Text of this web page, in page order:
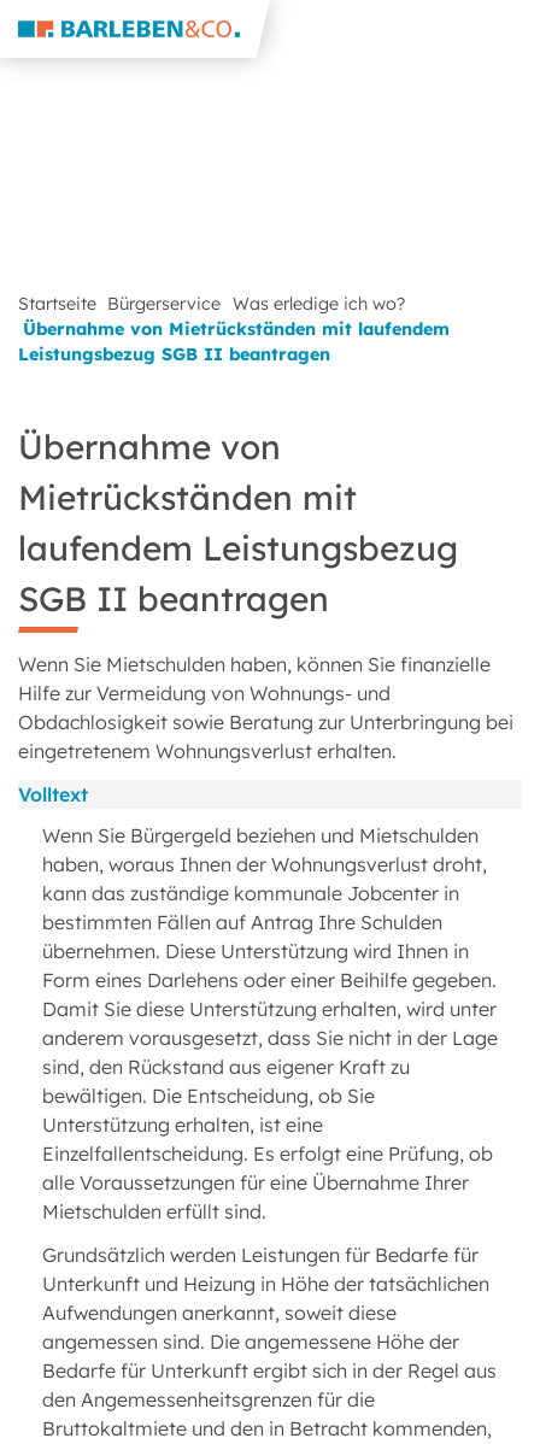
Startseite Bürgerservice Was erledige ich wo?
Übernahme von Mietrückständen mit laufendem
Leistungsbezug SGB II beantragen
Übernahme von
Mietrückständen mit
laufendem Leistungsbezug
SGB II beantragen
Wenn Sie Mietschulden haben, können Sie finanzielle
Hilfe zur Vermeidung von Wohnungs- und
Obdachlosigkeit sowie Beratung zur Unterbringung bei
eingetretenem Wohnungsverlust erhalten.
Volltext
Wenn Sie Bürgergeld beziehen und Mietschulden
haben, woraus Ihnen der Wohnungsverlust droht,
kann das zuständige kommunale Jobcenter in
bestimmten Fällen auf Antrag Ihre Schulden
übernehmen. Diese Unterstützung wird Ihnen in
Form eines Darlehens oder einer Beihilfe gegeben.
Damit Sie diese Unterstützung erhalten, wird unter
anderem vorausgesetzt, dass Sie nicht in der Lage
sind, den Rückstand aus eigener Kraft zu
bewältigen. Die Entscheidung, ob Sie
Unterstützung erhalten, ist eine
Einzelfallentscheidung. Es erfolgt eine Prüfung, ob
alle Voraussetzungen für eine Übernahme Ihrer
Mietschulden erfüllt sind.
Grundsätzlich werden Leistungen für Bedarfe für
Unterkunft und Heizung in Höhe der tatsächlichen
Aufwendungen anerkannt, soweit diese
angemessen sind. Die angemessene Höhe der
Bedarfe für Unterkunft ergibt sich in der Regel aus
den Angemessenheitsgrenzen für die
Bruttokaltmiete und den in Betracht kommenden,